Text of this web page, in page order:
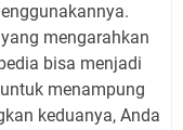
mengarahkan
bisa menjadi
menampung
keduanya, Anda